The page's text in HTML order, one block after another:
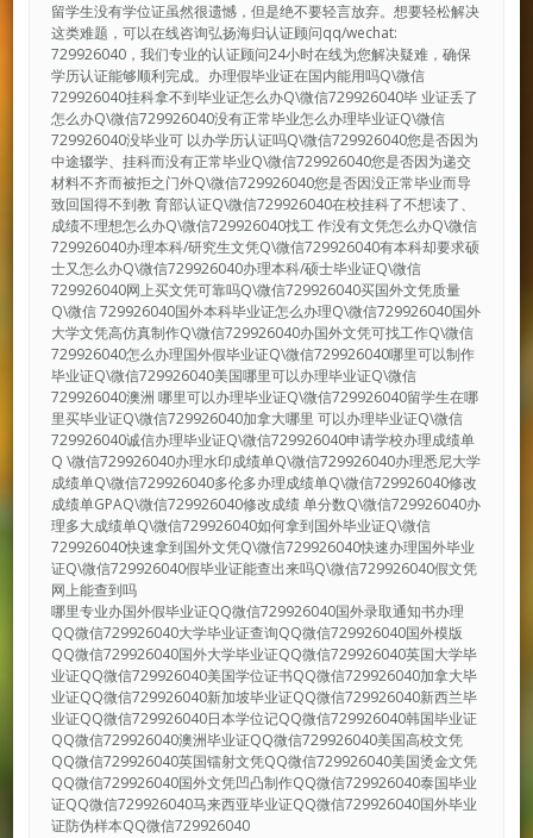
留学生没有学位证虽然很遗憾，但是绝不要轻言放弃。想要轻松解决
这类难题，可以在线咨询弘扬海归认证顾问qq/wechat:
729926040，我们专业的认证顾问24小时在线为您解决疑难，确保
学历认证能够顺利完成。办理假毕业证在国内能用吗Q\微信
729926040挂科拿不到毕业证怎么办Q\微信729926040毕 业证丢了
怎么办Q\微信729926040没有正常毕业怎么办理毕业证Q\微信
729926040没毕业可 以办学历认证吗Q\微信729926040您是否因为
中途辍学、挂科而没有正常毕业Q\微信729926040您是否因为递交
材料不齐而被拒之门外Q\微信729926040您是否因没正常毕业而导
致回国得不到教 育部认证Q\微信729926040在校挂科了不想读了、
成绩不理想怎么办Q\微信729926040找工 作没有文凭怎么办Q\微信
729926040办理本科/研究生文凭Q\微信729926040有本科却要求硕
士又怎么办Q\微信729926040办理本科/硕士毕业证Q\微信
729926040网上买文凭可靠吗Q\微信729926040买国外文凭质量
Q\微信 729926040国外本科毕业证怎么办理Q\微信729926040国外
大学文凭高仿真制作Q\微信729926040办国外文凭可找工作Q\微信
729926040怎么办理国外假毕业证Q\微信729926040哪里可以制作
毕业证Q\微信729926040美国哪里可以办理毕业证Q\微信
729926040澳洲 哪里可以办理毕业证Q\微信729926040留学生在哪
里买毕业证Q\微信729926040加拿大哪里 可以办理毕业证Q\微信
729926040诚信办理毕业证Q\微信729926040申请学校办理成绩单
Q \微信729926040办理水印成绩单Q\微信729926040办理悉尼大学
成绩单Q\微信729926040多伦多办理成绩单Q\微信729926040修改
成绩单GPAQ\微信729926040修改成绩 单分数Q\微信729926040办
理多大成绩单Q\微信729926040如何拿到国外毕业证Q\微信
729926040快速拿到国外文凭Q\微信729926040快速办理国外毕业
证Q\微信729926040假毕业证能查出来吗Q\微信729926040假文凭
网上能查到吗
哪里专业办国外假毕业证QQ微信729926040国外录取通知书办理
QQ微信729926040大学毕业证查询QQ微信729926040国外模版
QQ微信729926040国外大学毕业证QQ微信729926040英国大学毕
业证QQ微信729926040美国学位证书QQ微信729926040加拿大毕
业证QQ微信729926040新加坡毕业证QQ微信729926040新西兰毕
业证QQ微信729926040日本学位记QQ微信729926040韩国毕业证
QQ微信729926040澳洲毕业证QQ微信729926040美国高校文凭
QQ微信729926040英国镭射文凭QQ微信729926040美国烫金文凭
QQ微信729926040国外文凭凹凸制作QQ微信729926040泰国毕业
证QQ微信729926040马来西亚毕业证QQ微信729926040国外毕业
证防伪样本QQ微信729926040